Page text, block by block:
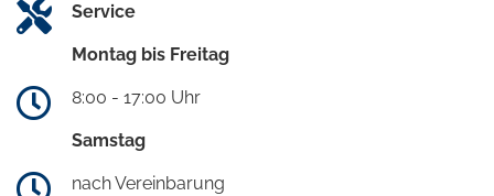
Service
Montag bis Freitag
8:00 - 17:00 Uhr
Samstag
nach Vereinbarung